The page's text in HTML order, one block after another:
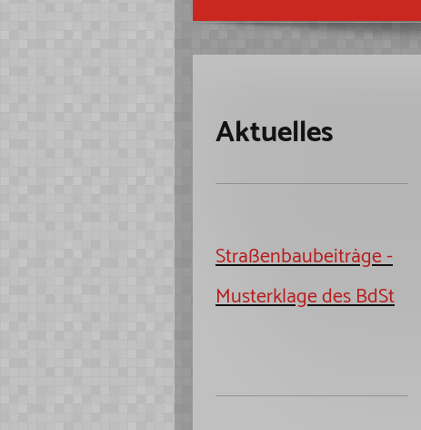
Aktuelles
Straßenbaubeiträge -
Musterklage des BdSt